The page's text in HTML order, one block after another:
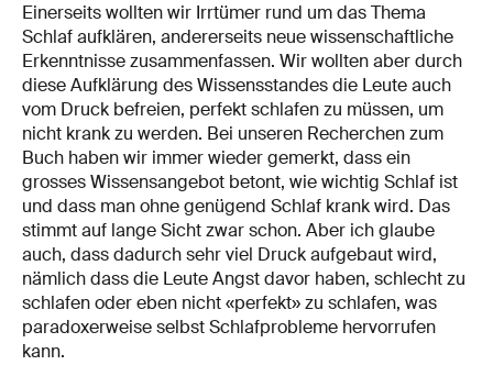
Einerseits wollten wir Irrtümer rund um das Thema
Schlaf aufklären, andererseits neue wissenschaftliche
Erkenntnisse zusammenfassen. Wir wollten aber durch
diese Aufklärung des Wissensstandes die Leute auch
vom Druck befreien, perfekt schlafen zu müssen, um
nicht krank zu werden. Bei unseren Recherchen zum
Buch haben wir immer wieder gemerkt, dass ein
grosses Wissensangebot betont, wie wichtig Schlaf ist
und dass man ohne genügend Schlaf krank wird. Das
stimmt auf lange Sicht zwar schon. Aber ich glaube
auch, dass dadurch sehr viel Druck aufgebaut wird,
nämlich dass die Leute Angst davor haben, schlecht zu
schlafen oder eben nicht «perfekt» zu schlafen, was
paradoxerweise selbst Schlafprobleme hervorrufen
kann.